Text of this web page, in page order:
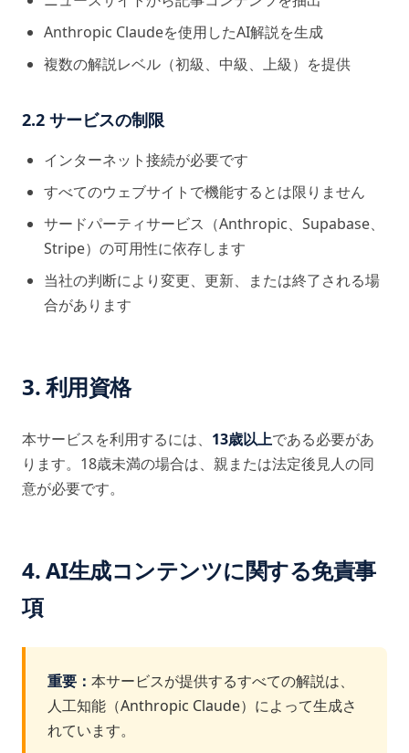
Anthropic Claudeを使用したAI解説を生成
複数の解説レベル（初級、中級、上級）を提供
2.2 サービスの制限
インターネット接続が必要です
すべてのウェブサイトで機能するとは限りません
サードパーティサービス（Anthropic、Supabase、
Stripe）の可用性に依存します
当社の判断により変更、更新、または終了される場
合があります
3. 利用資格
本サービスを利用するには、 13歳以上である必要があ
ります。18歳未満の場合は、親または法定後見人の同
意が必要です。
4. AI生成コンテンツに関する免責事
項
重要： 本サービスが提供するすべての解説は、
人工知能（Anthropic Claude）によって生成さ
れています。